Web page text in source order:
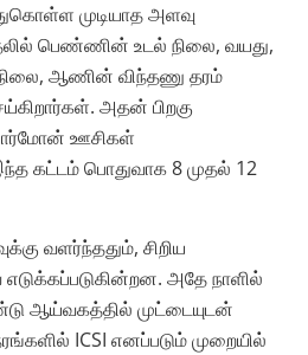
முடியாத அளவு
பெண்ணின் உடல் நிலை, வயது,
நிலை, ஆணின் விந்தணு தரம்
அதன் பிறகு
ஊசிகள்
கட்டம் பொதுவாக 8 முதல் 12
வளர்ந்ததும், சிறிய
அதே நாளில்
ஆய்வகத்தில் முட்டையுடன்
ICSI எனப்படும் முறையில்